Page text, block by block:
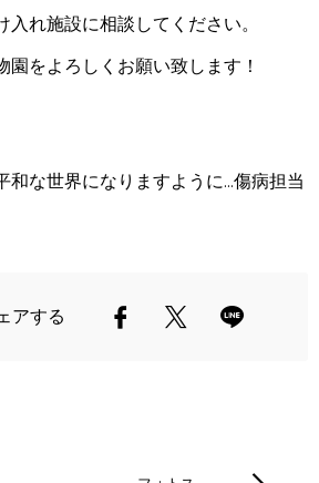
れ施設に相談してください。
園をよろしくお願い致します！
和な世界になりますように...傷病担当
アする